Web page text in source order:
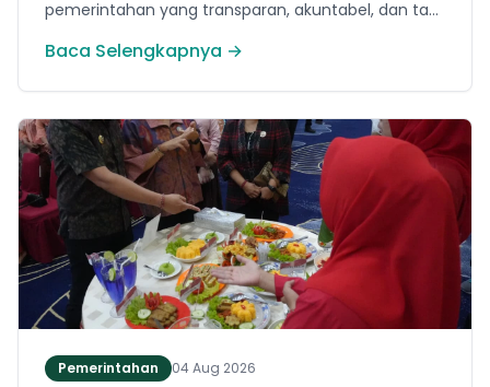
pemerintahan yang transparan, akuntabel, dan taat
mencakup tiga domain utama, yakni pemberian
tindakan hukum lainnya.
Baca Selengkapnya →
Pemerintahan 04 Aug 2026